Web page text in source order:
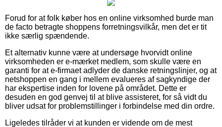
Forud for at folk køber hos en online virksomhed burde man
de facto betragte shoppens forretningsvilkår, men det er tit
ikke særlig spændende.
Et alternativ kunne være at undersøge hvorvidt online
virksomheden er e-mærket medlem, som skulle være en
garanti for at e-firmaet adlyder de danske retningslinjer, og at
netshoppen en gang i mellem evalueres af sagkyndige der
har ekspertise inden for lovene på området. Dette er
desuden en god genvej til at blive assisteret, for så vidt du
bliver udsat for problemstillinger i forbindelse med din ordre.
Ligeledes tilråder vi at kunden er vidende om de mest